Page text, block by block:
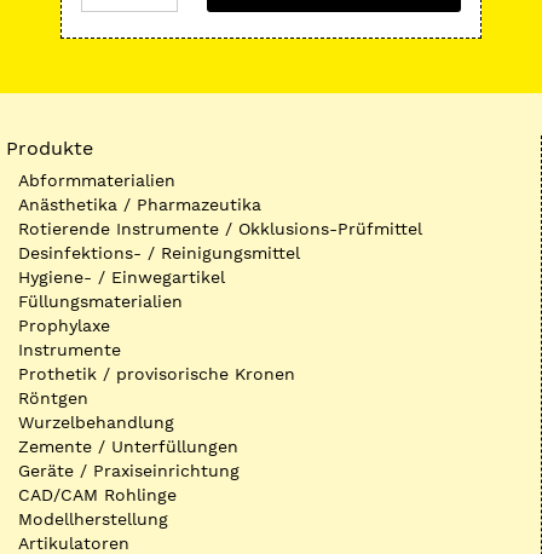
Produkte
Abformmaterialien
Anästhetika / Pharmazeutika
Rotierende Instrumente / Okklusions-Prüfmittel
Desinfektions- / Reinigungsmittel
Hygiene- / Einwegartikel
Füllungsmaterialien
Prophylaxe
Instrumente
Prothetik / provisorische Kronen
Röntgen
Wurzelbehandlung
Zemente / Unterfüllungen
Geräte / Praxiseinrichtung
CAD/CAM Rohlinge
Modellherstellung
Artikulatoren